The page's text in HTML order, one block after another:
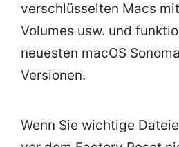
verschlüsselten Macs
Volumes usw. und
neuesten macOS
Versionen.
Wenn Sie wichtige